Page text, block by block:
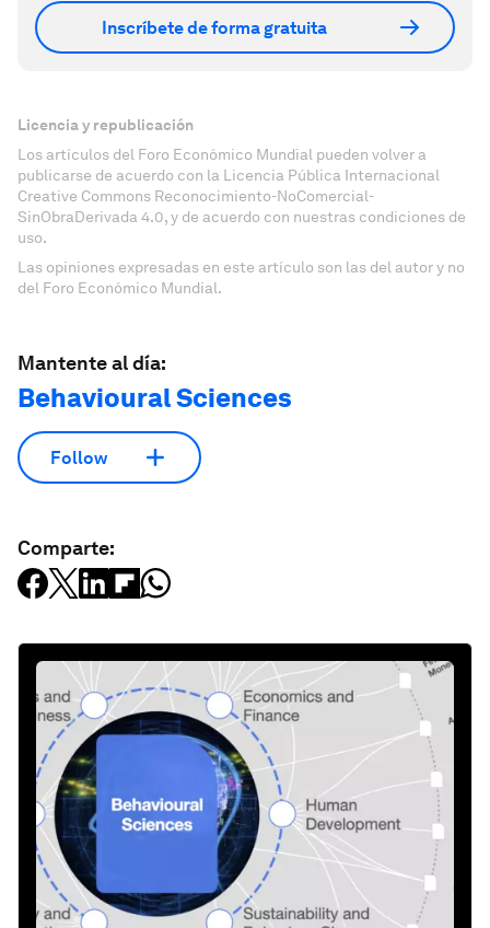
Inscríbete de forma gratuita
Licencia y republicación
Los artículos del Foro Económico Mundial pueden volver a
publicarse de acuerdo con la Licencia Pública Internacional
Creative Commons Reconocimiento-NoComercial-
SinObraDerivada 4.0, y de acuerdo con nuestras condiciones de
uso.
Las opiniones expresadas en este artículo son las del autor y no
del Foro Económico Mundial.
Mantente al día:
Behavioural Sciences
Follow
Comparte: